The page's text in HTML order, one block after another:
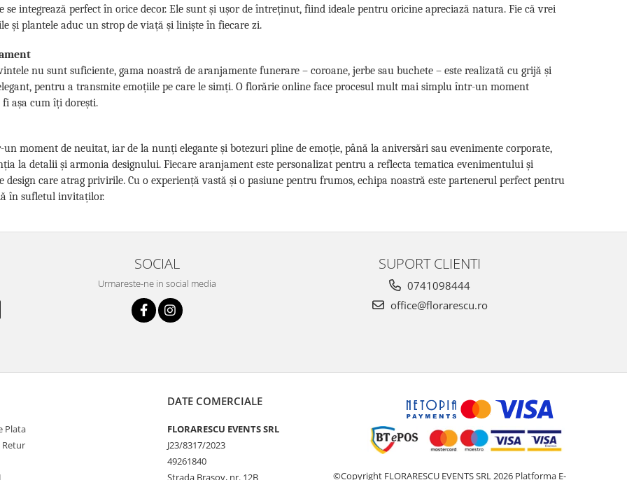
integrează perfect în orice decor. Ele sunt și ușor de întreținut, fiind ideale pentru oricine apreciază natura. Fie că vrei
și plantele aduc un strop de viață și liniște în fiecare zi.
nu sunt suficiente, gama noastră de aranjamente funerare – coroane, jerbe sau buchete – este realizată cu grijă și
pentru a transmite emoțiile pe care le simți. O florărie online face procesul mult mai simplu într-un moment
așa cum îți dorești.
moment de neuitat, iar de la nunți elegante și botezuri pline de emoție, până la aniversări sau evenimente corporate,
la detalii și armonia designului. Fiecare aranjament este personalizat pentru a reflecta tematica evenimentului și
care atrag privirile. Cu o experiență vastă și o pasiune pentru frumos, echipa noastră este partenerul perfect pentru
în sufletul invitaților.
SOCIAL
Urmareste-ne in social media
SUPORT CLIENTI
0741098444
office@florarescu.ro
Plata
Retur
DATE COMERCIALE
FLORARESCU EVENTS SRL
J23/8317/2023
49261840
Strada Brasov, nr. 12B
©Copyright FLORARESCU EVENTS SRL 2026 Platforma E-